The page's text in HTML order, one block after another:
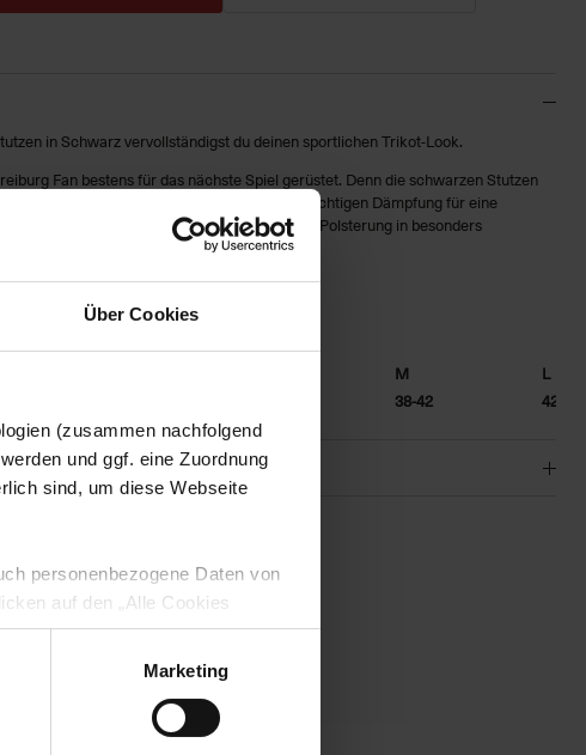
Über Cookies
(zusammen nachfolgend
und ggf. eine Zuordnung
sind, um diese Webseite
personenbezogene Daten von
auf den „Alle Cookies
Verarbeitung Ihrer
Art. 6 Abs. 1 lit. a DSGVO
eingesetzt. Ihre etwaig erteilten
Marketing
in Schwarz vervollständigst du deinen sportlichen Trikot-Look.
Fan bestens für das nächste Spiel gerüstet. Denn die schwarzen Stutzen
dynamischen Fußgewölbe und einer leichtgewichtigen Dämpfung für eine
optimales Tragegefühl im Spiel entwickelt. Die Polsterung in besonders
Aufprallschutz.
am Fuß für trockenen Tragekomfort.
M
L
38-42 42-46